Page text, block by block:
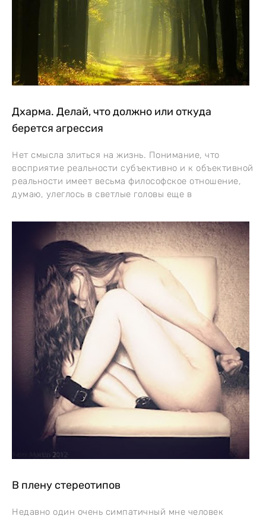
Дхарма. Делай, что должно или откуда
берется агрессия
Нет смысла злиться на жизнь. Понимание, что
восприятие реальности субъективно и к объективной
реальности имеет весьма философское отношение,
думаю, улеглось в светлые головы еще в
В плену стереотипов
Недавно один очень симпатичный мне человек